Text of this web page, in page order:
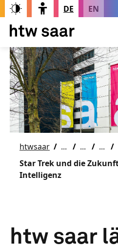
DE EN
htwsaar
Star Trek und die
Intelligenz
htw saar